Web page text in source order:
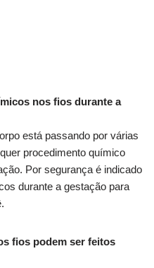
nos fios durante a
está passando por várias
procedimento químico
Por segurança é indicado
durante a gestação para
fios podem ser feitos